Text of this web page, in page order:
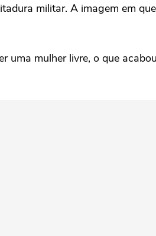
militar. A imagem em
uma mulher livre, o que